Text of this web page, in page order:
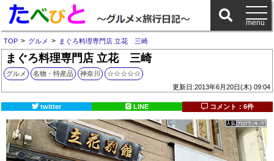
TOP > グルメ > まぐろ料理専門店 立花 三崎
まぐろ料理専門店 立花 三崎
グルメ 名物・特産品 神奈川
☆☆☆☆☆
更新日:2013年6月20日(木) 09:04
twitter LINE コメント：6件